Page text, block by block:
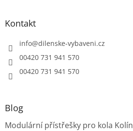
Kontakt
info@dilenske-vybaveni.cz
00420 731 941 570
00420 731 941 570
Blog
Modulární přístřešky pro kola Kolín